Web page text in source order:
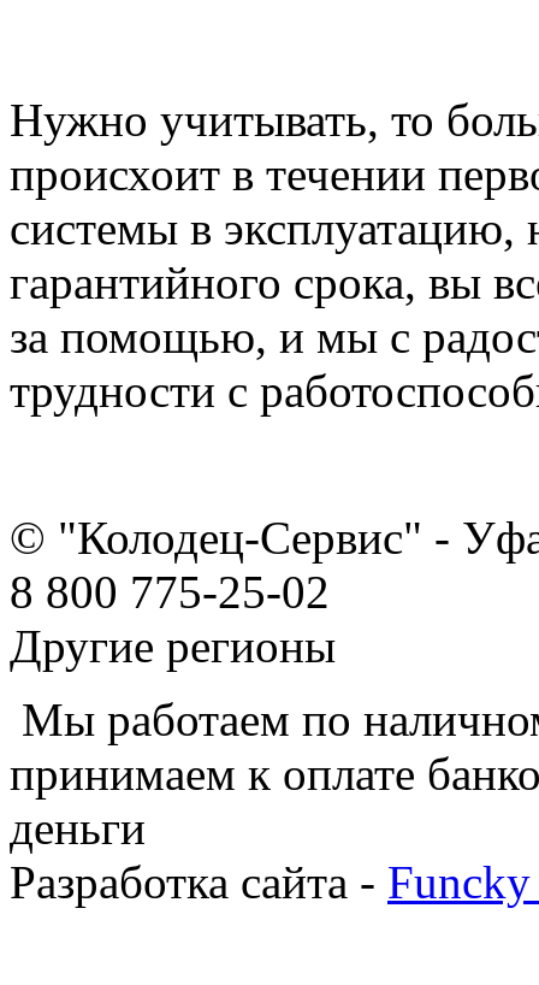
Нужно учитывать, то
происхоит в течении
системы в эксплуатацию,
гарантийного срока, вы
за помощью, и мы с
трудности с
© "Колодец-Сервис" -
8 800 775-25-02
Другие регионы
Мы работаем по
принимаем к оплате
деньги
Разработка сайта -